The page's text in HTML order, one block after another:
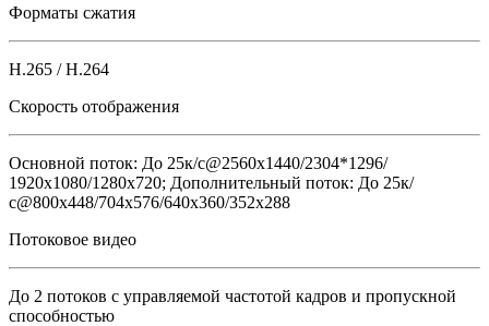
Форматы сжатия
H.265 / H.264
Скорость отображения
Основной поток: До 25к/с@2560x1440/2304*1296/
1920х1080/1280x720; Дополнительный поток: До 25к/
с@800x448/704х576/640x360/352х288
Потоковое видео
До 2 потоков с управляемой частотой кадров и пропускной
способностью